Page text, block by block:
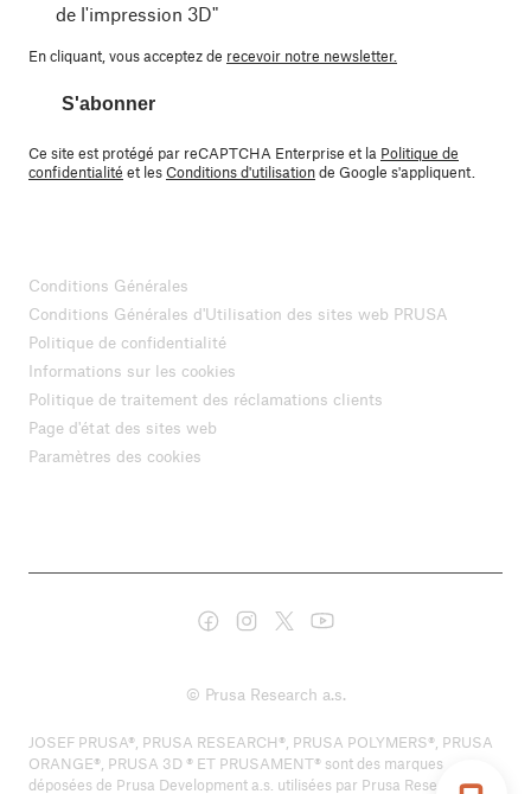
de l'impression 3D"
En cliquant, vous acceptez de recevoir notre newsletter.
S'abonner
Ce site est protégé par reCAPTCHA Enterprise et la Politique de
confidentialité et lesConditions d'utilisationde Google s'appliquent.
Conditions Générales
Conditions Générales d'Utilisation des sites web PRUSA
Politique de confidentialité
Informations sur les cookies
Politique de traitement des réclamations clients
Page d'état des sites web
Paramètres des cookies
© Prusa Research a.s.
JOSEF PRUSA®, PRUSA RESEARCH®, PRUSA POLYMERS®, PRUSA
ORANGE®, PRUSA 3D ® ET PRUSAMENT® sont des marques
déposées de Prusa Development a.s. utilisées par Prusa Research a.s.